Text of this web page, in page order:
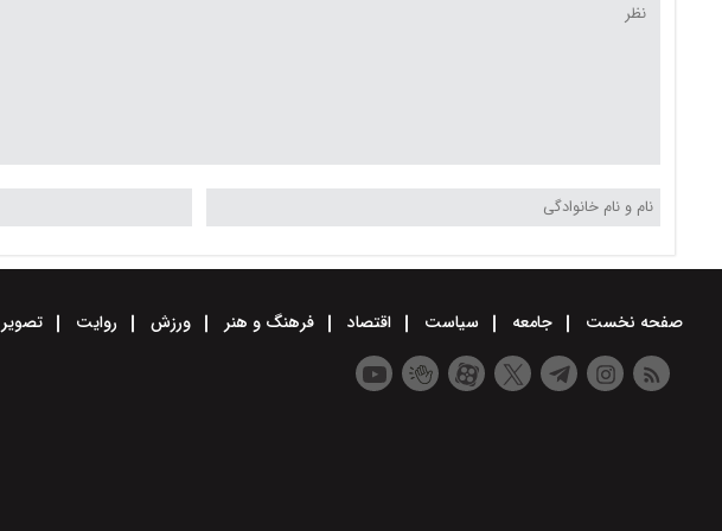
صفحه نخست جامعه سیاست اقتصاد فرهنگ و هنر ورزش روایت تصویر